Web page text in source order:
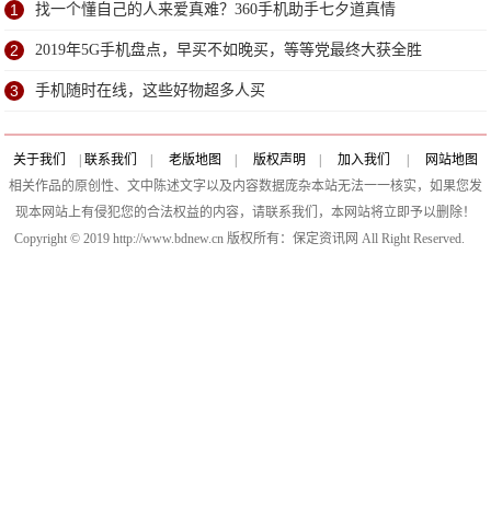
1 找一个懂自己的人来爱真难？360手机助手七夕道真情
2 2019年5G手机盘点，早买不如晚买，等等党最终大获全胜
3 手机随时在线，这些好物超多人买
关于我们 联系我们 老版地图 版权声明 加入我们
网站地图
相关作品的原创性、文中陈述文字以及内容数据庞杂本站无法一一核实，如果您发
现本网站上有侵犯您的合法权益的内容，请联系我们，本网站将立即予以删除！
Copyright © 2019 http://www.bdnew.cn 版权所有：保定资讯网 All Right Reserved.